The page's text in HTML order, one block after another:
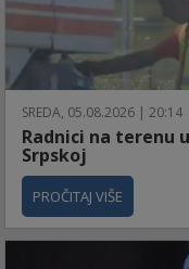
SREDA, 05.08.2026 | 20:14
Radnici na terenu
Srpskoj
PROČITAJ VIŠE